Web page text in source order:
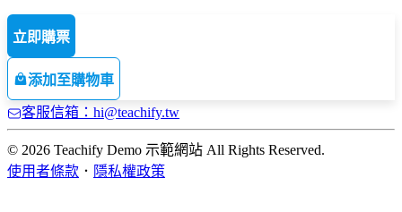
立即購票
添加至購物車
客服信箱：hi@teachify.tw
© 2026 Teachify Demo 示範網站 All Rights Reserved.
使用者條款 ． 隱私權政策